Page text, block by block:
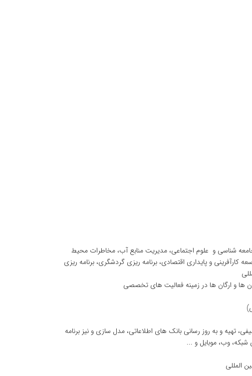
شناسی و علوم اجتماعی، مدیریت منابع آب، مخاطرات محیط
کارآفرینی و پایداری اقتصادی، برنامه ریزی گردشگری، برنامه ریزی
ها و ارگان ها در زمینه فعالیت های تخصصی
تهیه و به روز رسانی بانک های اطلاعاتی، مدل سازی و نیز برنامه
المللی